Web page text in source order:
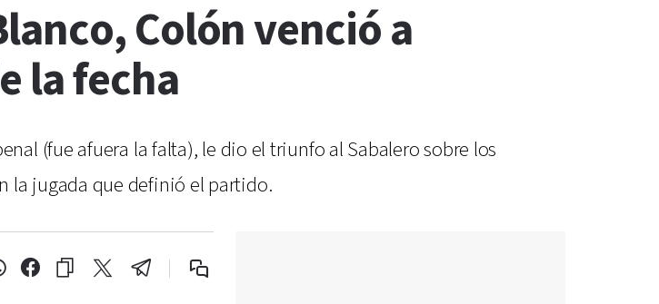
Colón venció a
la fecha
(fue afuera la falta), le dio el triunfo al Sabalero sobre los
la jugada que definió el partido.